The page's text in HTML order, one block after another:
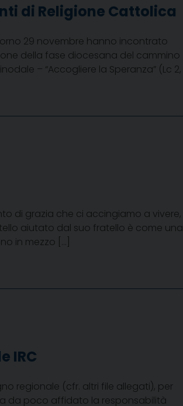
di Religione Cattolica
29 novembre hanno incontrato
della fase diocesana del cammino
– “Accogliere la Speranza” (Lc 2,
di grazia che ci accingiamo a vivere,
aiutato dal suo fratello è come una
in mezzo […]
IRC
regionale (cfr. altri file allegati), per
da poco affidato la responsabilità